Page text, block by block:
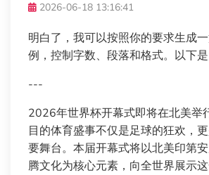
2026-06-18 13:16:41
明白了，我可以按照你的要求生成
例，控制字数、段落和格式。以下
---
2026年世界杯开幕式即将在北美举
目的体育盛事不仅是足球的狂欢，
要舞台。本届开幕式将以北美印第
腾文化为核心元素，向全世界展示